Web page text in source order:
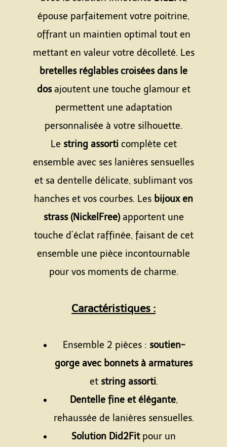
épouse parfaitement votre poitrine,
offrant un maintien optimal tout en
mettant en valeur votre décolleté. Les
bretelles réglables croisées dans le
dosajoutent une touche glamour et
permettent une adaptation
personnalisée à votre silhouette.
Le string assorti complète cet
ensemble avec ses lanières sensuelles
et sa dentelle délicate, sublimant vos
hanches et vos courbes. Les bijoux en
strass (NickelFree)apportent une
touche d’éclat raffinée, faisant de cet
ensemble une pièce incontournable
pour vos moments de charme.
Caractéristiques :
Ensemble 2 pièces : soutien-
gorge avec bonnets à armatures
et string assorti.
Dentelle fine et élégante,
rehaussée de lanières sensuelles.
Solution Did2Fitpour un